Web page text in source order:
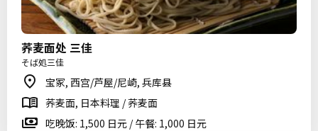
荞麦面处 三佳
そば処三佳
宝冢, 西宫/芦屋/尼崎, 兵库县
荞麦面, 日本料理 / 荞麦面
吃晚饭: 1,500 日元 / 午餐: 1,000 日元